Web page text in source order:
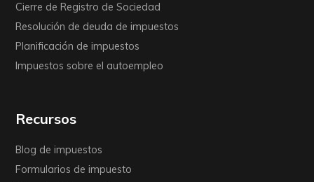
Cierre de Registro de Sociedad
Resolución de deuda de impuestos
Planificación de impuestos
Impuestos sobre el autoempleo
Recursos
Blog de impuestos
Formularios de impuesto